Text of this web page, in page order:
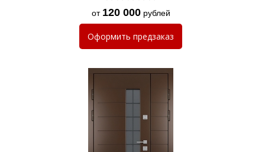
от 120 000рублей
Оформить предзаказ